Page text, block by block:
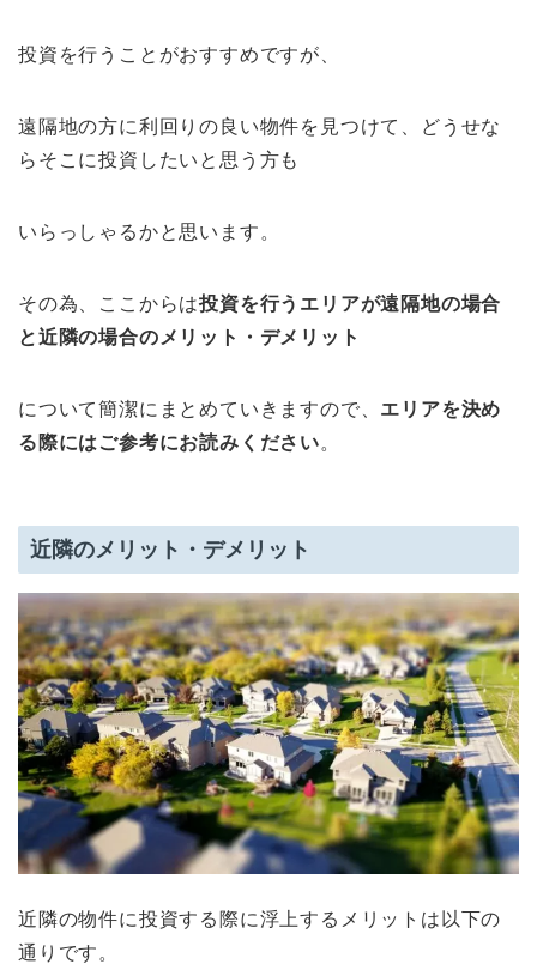
投資を行うことがおすすめですが、
遠隔地の方に利回りの良い物件を見つけて、どうせな
らそこに投資したいと思う方も
いらっしゃるかと思います。
その為、ここからは投資を行うエリアが遠隔地の場合
と近隣の場合のメリット・デメリット
について簡潔にまとめていきますので、 エリアを決め
る際にはご参考にお読みください。
近隣のメリット・デメリット
近隣の物件に投資する際に浮上するメリットは以下の
通りです。